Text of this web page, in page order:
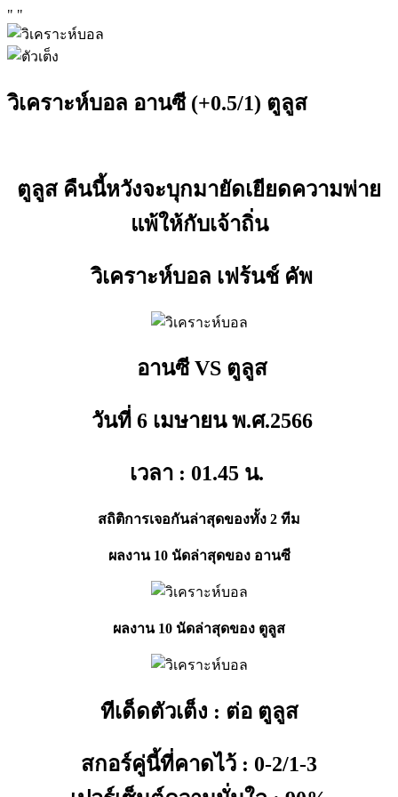
" "
วิเคราะห์บอล อานซี (+0.5/1) ตูลูส
ตูลูส คืนนี้หวังจะบุกมายัดเยียดความพ่าย
แพ้ให้กับเจ้าถิ่น
วิเคราะห์บอล เฟร้นช์ คัพ
อานซี VS ตูลูส
วันที่ 6 เมษายน พ.ศ.2566
เวลา : 01.45 น.
สถิติการเจอกันล่าสุดของทั้ง 2 ทีม
ผลงาน 10 นัดล่าสุดของ อานซี
ผลงาน 10 นัดล่าสุดของ ตูลูส
ทีเด็ดตัวเต็ง : ต่อ ตูลูส
สกอร์คู่นี้ที่คาดไว้ : 0-2/1-3